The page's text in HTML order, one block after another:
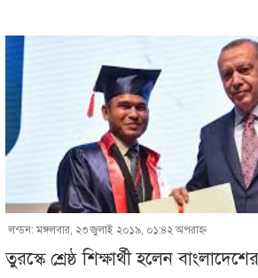
লন্ডন: মঙ্গলবার, ২৩ জুলাই ২০১৯, ০১:৪২ অপরাহ্ণ
তুরস্কে শ্রেষ্ঠ শিক্ষার্থী হলেন